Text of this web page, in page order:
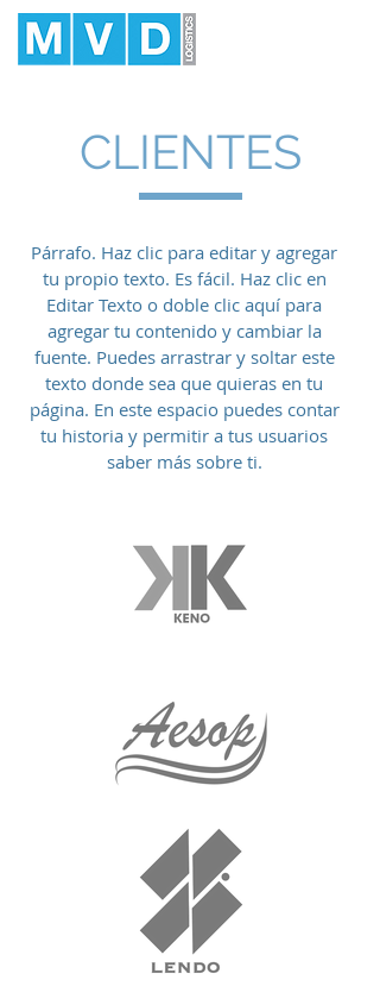
CLIENTES
Párrafo. Haz clic para editar y agregar
tu propio texto. Es fácil. Haz clic en
Editar Texto o doble clic aquí para
agregar tu contenido y cambiar la
fuente. Puedes arrastrar y soltar este
texto donde sea que quieras en tu
página. En este espacio puedes contar
tu historia y permitir a tus usuarios
saber más sobre ti.